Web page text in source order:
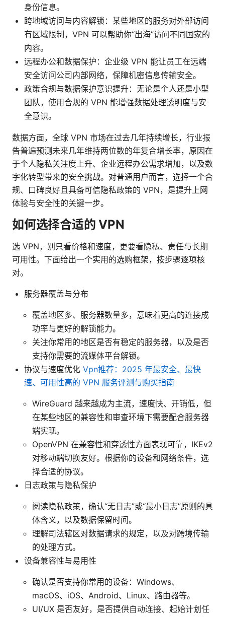
身份信息。
跨地域访问与内容解锁：某些地区的服务对外部访问
有区域限制，VPN 可以帮助你“出海”访问不同国家的
内容。
远程办公和数据保护：企业级 VPN 能让员工在远端
安全访问公司内部网络，保障机密信息传输安全。
政策合规与数据保护意识提升：无论是个人还是小型
团队，使用合规的 VPN 能增强数据处理透明度与安
全意识。
数据方面，全球 VPN 市场在过去几年持续增长，行业报
告普遍预测未来几年维持两位数的年复合增长率，原因在
于个人隐私关注度上升、企业远程办公需求增加，以及数
字化转型带来的安全挑战。对普通用户而言，选择一个合
规、口碑良好且具备可信隐私政策的 VPN，是提升上网
体验与安全性的关键一步。
如何选择合适的 VPN
选 VPN，别只看价格和速度，更要看隐私、责任与长期
可用性。下面给出一个实用的选购框架，按步骤逐项核
对。
服务器覆盖与分布
覆盖地区多、服务器数量多，意味着更高的连接成
功率与更好的解锁能力。
关注你常用的地区是否有稳定的服务器，以及是否
支持你需要的流媒体平台解锁。
协议与速度优化 Vpn推荐：2025 年最安全、最快
速、可用性高的 VPN 服务评测与购买指南
WireGuard 越来越成为主流，速度快、开销低，但
在某些地区的兼容性和审查环境下需要配合服务器
端实现。
OpenVPN 在兼容性和穿透性方面表现可靠，IKEv2
对移动端切换友好。根据你的设备和网络条件，选
择合适的协议。
日志政策与隐私保护
阅读隐私政策，确认“无日志”或“最小日志”原则的具
体含义，以及数据保留时间。
理解司法辖区对数据请求的规定，以及对跨境传输
的处理方式。
设备兼容性与易用性
确认是否支持你常用的设备：Windows、
macOS、iOS、Android、Linux、路由器等。
UI/UX 是否友好，是否提供自动连接、起始计划任